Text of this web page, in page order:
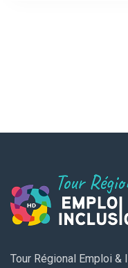
Tour Régional Emploi &